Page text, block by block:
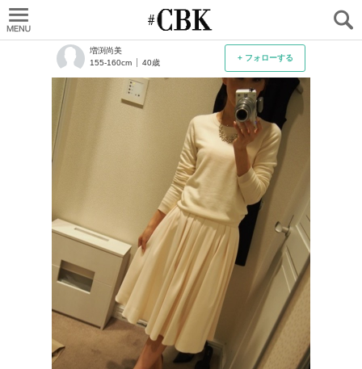
+ フォローする
増渕尚美
155-160cm
40歳